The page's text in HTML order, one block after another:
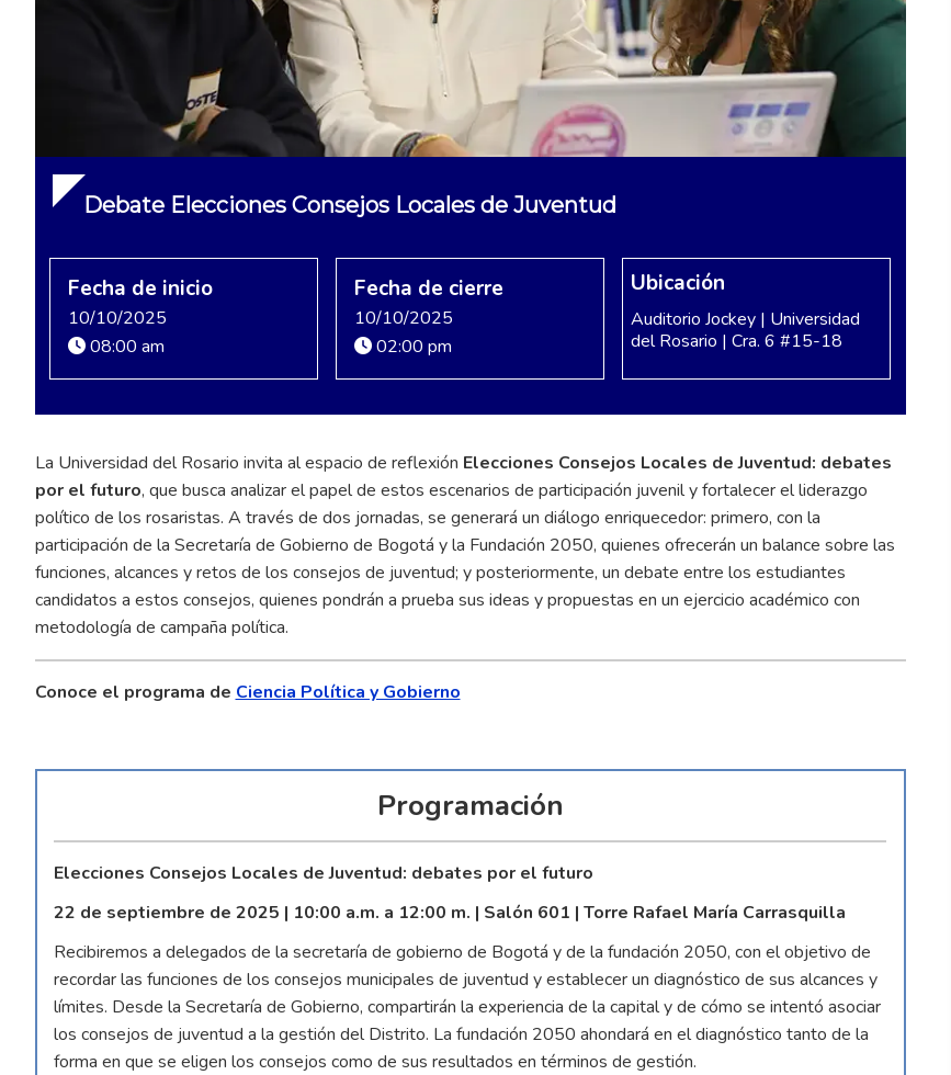
Debate Elecciones Consejos Locales de Juventud
Fecha de inicio
10/10/2025
08:00 am
Fecha de cierre
10/10/2025
02:00 pm
Ubicación
Auditorio Jockey | Universidad
del Rosario | Cra. 6 #15-18
La Universidad del Rosario invita al espacio de reflexión Elecciones Consejos Locales de Juventud: debates
por el futuro, que busca analizar el papel de estos escenarios de participación juvenil y fortalecer el liderazgo
político de los rosaristas. A través de dos jornadas, se generará un diálogo enriquecedor: primero, con la
participación de la Secretaría de Gobierno de Bogotá y la Fundación 2050, quienes ofrecerán un balance sobre las
funciones, alcances y retos de los consejos de juventud; y posteriormente, un debate entre los estudiantes
candidatos a estos consejos, quienes pondrán a prueba sus ideas y propuestas en un ejercicio académico con
metodología de campaña política.
Conoce el programa de Ciencia Política y Gobierno
Programación
Elecciones Consejos Locales de Juventud: debates por el futuro
22 de septiembre de 2025 | 10:00 a.m. a 12:00 m. | Salón 601 | Torre Rafael María Carrasquilla
Recibiremos a delegados de la secretaría de gobierno de Bogotá y de la fundación 2050, con el objetivo de
recordar las funciones de los consejos municipales de juventud y establecer un diagnóstico de sus alcances y
límites. Desde la Secretaría de Gobierno, compartirán la experiencia de la capital y de cómo se intentó asociar
los consejos de juventud a la gestión del Distrito. La fundación 2050 ahondará en el diagnóstico tanto de la
forma en que se eligen los consejos como de sus resultados en términos de gestión.